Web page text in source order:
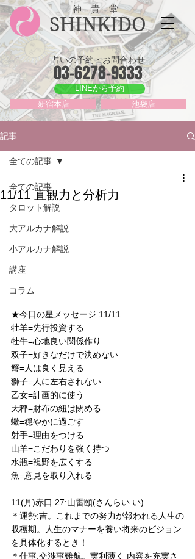
神 貴 堂
SHINKIDO
占いの予約・お問合わせ
03-6278-9333
LINEから予約
新宿本店 池袋店
記事
全ての記事
タロット解説
大アルカナ解説
小アルカナ解説
講座
コラム
全ての記事
11/11 直観力と分析力
★今日の星メッセージ 11/11
牡羊=先行投資する
牡牛=心地良い関係作り
双子=好きなだけで決めない
蟹=人は良く見える
獅子=人に左右されない
乙女=計画的に使う
天秤=財布の紐は閉める
蠍=穏やかに過ごす
射手=理由をつける
山羊=こだわりを強く持つ
水瓶=視野を広くする
魚=意見を取り入れる
11(月)赤口 27:山雷頤(さんらい.い)
＊運勢:吉。これまでの努力が報われる人生の
収穫期。人生のマナーを養い将来のビジョン
を具体化するとき！
＊仕事:交渉事難航。実利薄く 内容を充実さ